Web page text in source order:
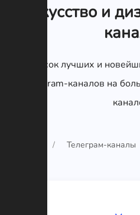
Искусство и
Список лучших и
Telegram-каналов на
Телеграм-каналы